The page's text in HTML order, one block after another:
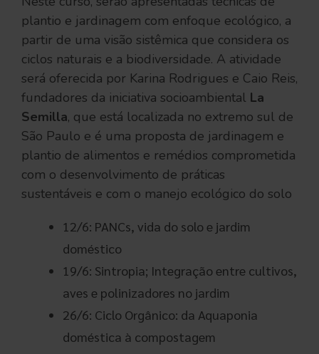
plantio e jardinagem com enfoque ecológico, a
partir de uma visão sistêmica que considera os
ciclos naturais e a biodiversidade. A atividade
será oferecida por Karina Rodrigues e Caio Reis,
fundadores da iniciativa socioambiental La
Semilla, que está localizada no extremo sul de
São Paulo e é uma proposta de jardinagem e
plantio de alimentos e remédios comprometida
com o desenvolvimento de práticas
sustentáveis e com o manejo ecológico do solo
12/6: PANCs, vida do solo e jardim
doméstico
19/6: Sintropia; Integração entre cultivos,
aves e polinizadores no jardim
26/6: Ciclo Orgânico: da Aquaponia
doméstica à compostagem